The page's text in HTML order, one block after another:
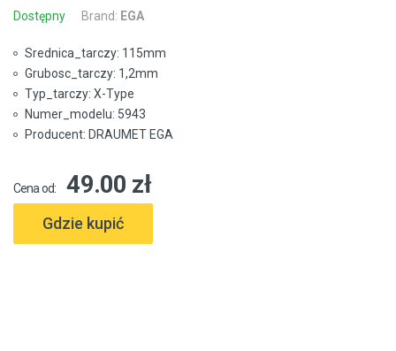
Dostępny Brand: EGA
Srednica_tarczy: 115mm
Grubosc_tarczy: 1,2mm
Typ_tarczy: X-Type
Numer_modelu: 5943
Producent: DRAUMET EGA
Cena od: 49.00 zł
Gdzie kupić